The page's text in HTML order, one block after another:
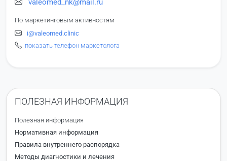
valeomed_nk@mail.ru
По маркетинговым активностям
i@valeomed.clinic
показать телефон маркетолога
ПОЛЕЗНАЯ ИНФОРМАЦИЯ
Полезная информация
Нормативная информация
Правила внутреннего распорядка
Методы диагностики и лечения